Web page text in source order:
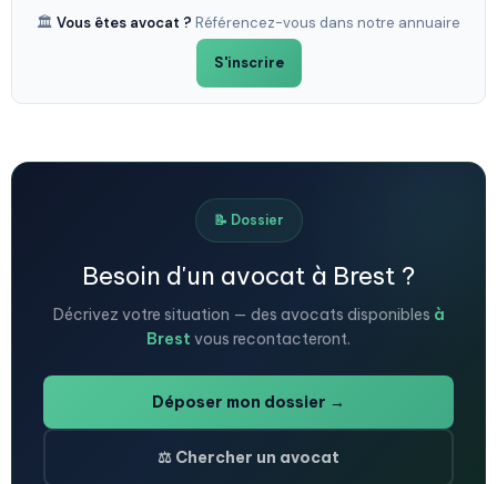
🏛️ Vous êtes avocat ? Référencez-vous dans notre annuaire
S'inscrire
📝 Dossier
Besoin d'un avocat à Brest ?
Décrivez votre situation — des avocats disponibles à
Brest vous recontacteront.
Déposer mon dossier →
⚖️ Chercher un avocat